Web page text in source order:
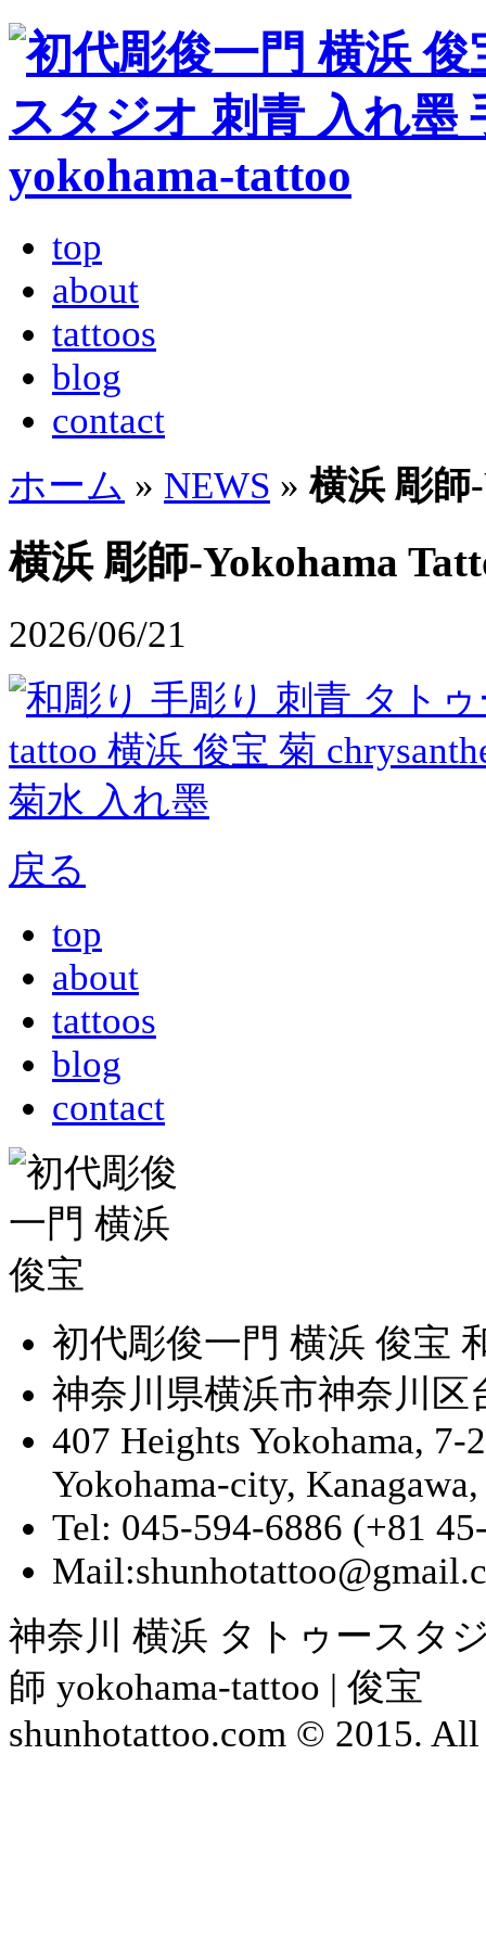
top
about
tattoos
blog
contact
ホーム » NEWS »横浜 彫師
横浜 彫師-Yokohama
2026/06/21
戻る
top
about
tattoos
blog
contact
初代彫俊一門 横浜 俊宝
神奈川県横浜市神奈川区
407 Heights Yokohama,
Yokohama-city, Kanagawa,
Tel: 045-594-6886 (+81
神奈川 横浜 タトゥースタ
師 yokohama-tattoo | 俊宝
shunhotattoo.com © 2015. All